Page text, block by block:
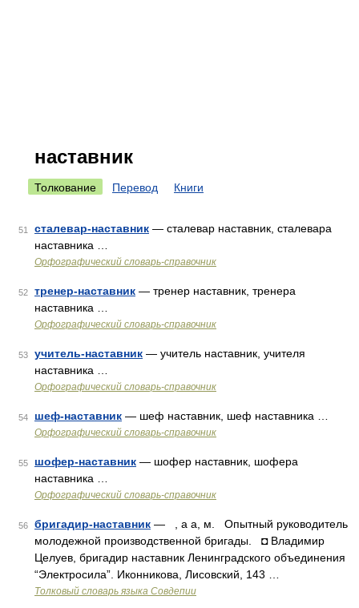
наставник
Толкование Перевод Книги
51 сталевар-наставник — сталевар наставник, сталевара
наставника …
Орфографический словарь-справочник
52 тренер-наставник — тренер наставник, тренера
наставника …
Орфографический словарь-справочник
53 учитель-наставник — учитель наставник, учителя
наставника …
Орфографический словарь-справочник
54 шеф-наставник — шеф наставник, шеф наставника …
Орфографический словарь-справочник
55 шофер-наставник — шофер наставник, шофера
наставника …
Орфографический словарь-справочник
56 бригадир-наставник — , а а, м. Опытный руководитель
молодежной производственной бригады. ◘ Владимир
Целуев, бригадир наставник Ленинградского объединения
“Электросила”. Иконникова, Лисовский, 143 …
Толковый словарь языка Совдепии